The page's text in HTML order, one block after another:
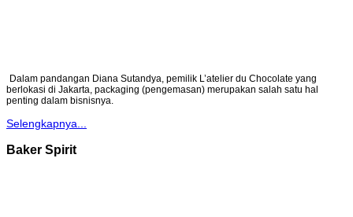
Dalam pandangan Diana Sutandya, pemilik L’atelier du Chocolate yang
berlokasi di Jakarta, packaging (pengemasan) merupakan salah satu hal
penting dalam bisnisnya.
Selengkapnya...
Baker Spirit